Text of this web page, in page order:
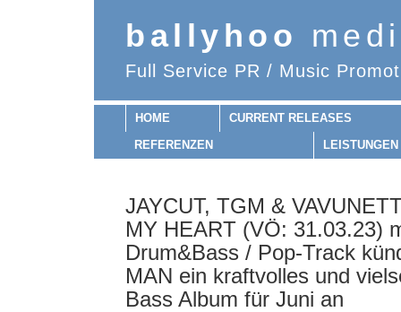
ballyhoo
Full Service PR / Music
HOME
CURRENT RELEASES
REFERENZEN
LEISTUNGEN
JAYCUT, TGM &
MY HEART (VÖ: 31.03.23)
Drum&Bass / Pop-Track
MAN ein kraftvolles und
Bass Album für Juni an